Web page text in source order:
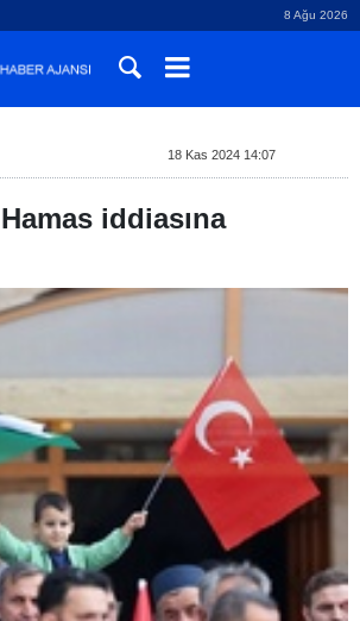
8 Ağu 2026
18 Kas 2024 14:07
iddiasına